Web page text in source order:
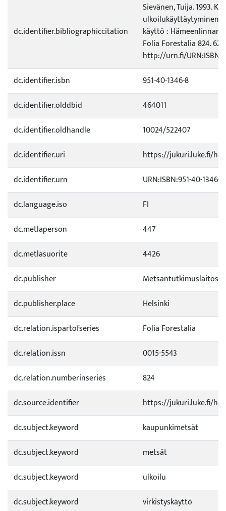
dc.identifier.bibliographiccitation
Sievänen, Tuija. 1993.
ulkoilukäyttäytyminen
käyttö : Hämeenlinnan
Folia Forestalia 824. 62
http://urn.fi/
dc.identifier.isbn
951-40-1346-8
dc.identifier.olddbid
464011
dc.identifier.oldhandle
10024/522407
dc.identifier.uri
https://jukuri.luke.fi/
dc.identifier.urn
URN:ISBN:951-40-1346-8
dc.language.iso
FI
dc.metlaperson
447
dc.metlasuorite
4426
dc.publisher
Metsäntutkimuslaitos
dc.publisher.place
Helsinki
dc.relation.ispartofseries
Folia Forestalia
dc.relation.issn
0015-5543
dc.relation.numberinseries
824
dc.source.identifier
https://jukuri.luke.fi/
dc.subject.keyword
kaupunkimetsät
dc.subject.keyword
metsät
dc.subject.keyword
ulkoilu
dc.subject.keyword
virkistyskäyttö